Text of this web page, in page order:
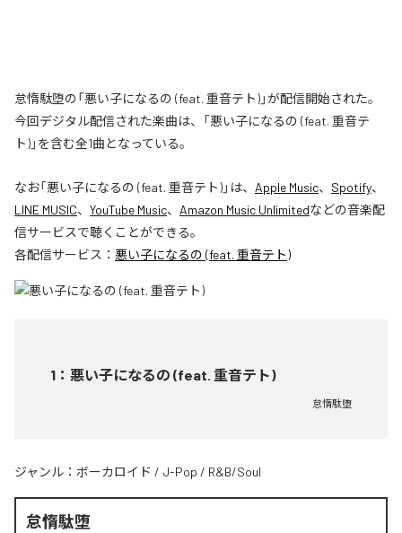
怠惰駄堕の「悪い子になるの (feat. 重音テト)」が配信開始された。
今回デジタル配信された楽曲は、「悪い子になるの (feat. 重音テ
ト)」を含む全1曲となっている。
なお「悪い子になるの (feat. 重音テト)」は、 Apple Music、 Spotify、
LINE MUSIC、 YouTube Music、 Amazon Music Unlimitedなどの音楽配
信サービスで聴くことができる。
各配信サービス： 悪い子になるの (feat. 重音テト)
1 ： 悪い子になるの (feat. 重音テト)
怠惰駄堕
ジャンル： ボーカロイド / J-Pop / R&B/Soul
怠惰駄堕